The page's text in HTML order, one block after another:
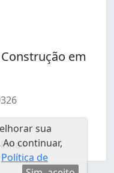
em
sua
continuar,
Política de